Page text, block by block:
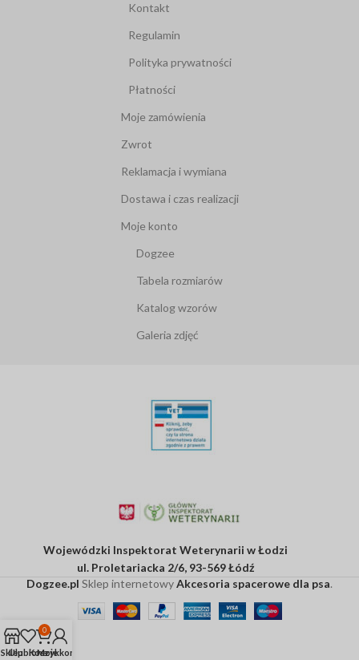
Kontakt
Regulamin
Polityka prywatności
Płatności
Moje zamówienia
Zwrot
Reklamacja i wymiana
Dostawa i czas realizacji
Moje konto
Dogzee
Tabela rozmiarów
Katalog wzorów
Galeria zdjęć
Wojewódzki Inspektorat Weterynarii w Łodzi
ul. Proletariacka 2/6, 93-569 Łódź
Dogzee.pl Sklep internetowyAkcesoria spacerowe dla psa.
Sklep
Ulubione
0
Koszyk
Moje konto